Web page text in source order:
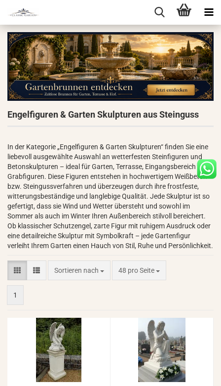
Engelfiguren & Garten Skulpturen aus Steinguss
In der Kategorie „Engelfiguren & Garten Skulpturen“ finden Sie eine
liebevoll ausgewählte Auswahl an wetterfesten Steinfiguren und
Betonskulpturen – ideal für Garten, Terrasse, Eingangsbereich oder
Grabfiguren. Diese Figuren entstehen in hochwertigem Weißbeton-
bzw. Steingussverfahren und überzeugen durch ihre frostfeste,
witterungsbeständige und langlebige Qualität. Jede Skulptur ist so
gefertigt, dass sie Wind und Wetter übersteht und sowohl im
Sommer als auch im Winter Ihren Außenbereich stilvoll bereichert.
Ob klassischer Schutzengel, zarte Figur mit ruhigem Ausdruck oder
eine detailreiche Skulptur mit Symbolkraft – jede Gartenfigur
verleiht Ihrem Garten einen Hauch von Stil, Ruhe und Persönlichkeit.
Sortieren nach
Sortieren nach 48 pro Seite
pro Seite
1